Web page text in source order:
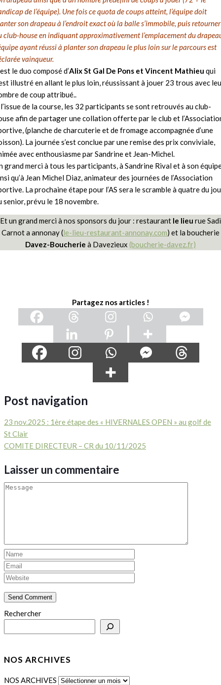
de l’équipe). Une fois ce quota de coups atteint, l’équipe doit
son drapeau à l’endroit exact où la balle s’immobile, puis retourner
club-house en indiquant approximativement l’emplacement du
ayant réussi à planter son drapeau le plus loin sur le parcours est
vainqueur.
le duo composé d’Alix St Gal De Pons et Vincent Mathieu qui
illustré en allant le plus loin, réussissant à jouer 23 trous avec
de coup attribué..
de la course, les 32 participants se sont retrouvés au club-
afin de partager une collation offerte par le club et
(planche de charcuterie et de fromage accompagnée d’une
La journée s’est conclue par une remise des prix conviviale,
avec enthousiasme par Sandrine et Jean-Michel.
grand merci à tous les participants, à Sandrine Rival et à son
qu’à Jean Michel Diaz, animateur des journées de l’Association
La prochaine étape pour l’AS sera le scramble à quatre du
senior, prévu le 18 novembre.
Et un grand merci à nos sponsors du jour : restaurant le lieu rue Sadi
Carnot a annonay (le-lieu-restaurant-annonay.com) et la boucherie
Davez-Boucherie à Davezieux (boucherie-davez.fr)
Partagez nos articles !
Post navigation
23 nov.2025 : 1ère étape des « HIVERNALES OPEN » au golf de
St Clair
COMITE DIRECTEUR – CR du 10/11/2025
Laisser un commentaire
Rechercher
NOS ARCHIVES
NOS ARCHIVES